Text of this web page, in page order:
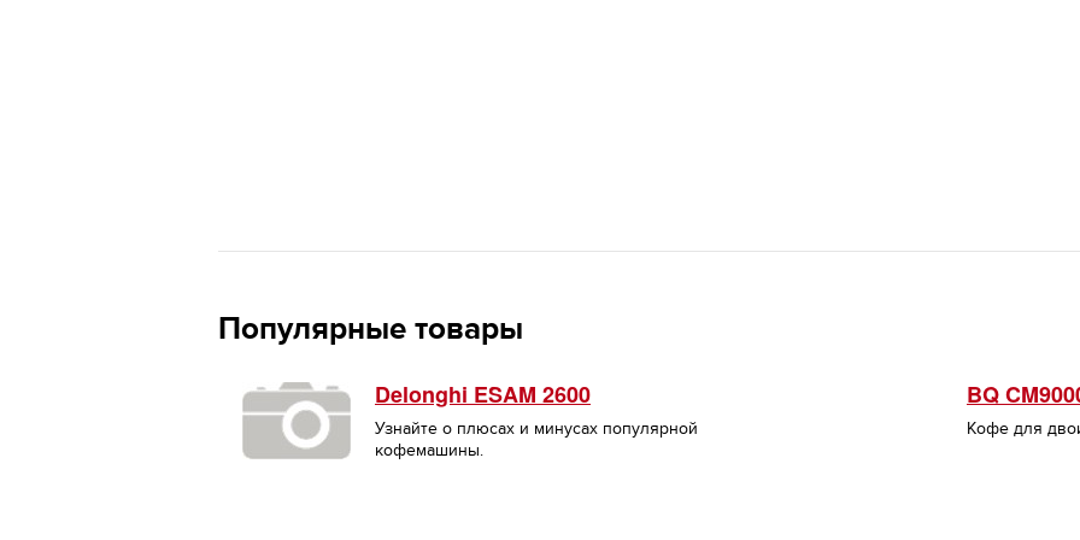
Популярные товары
Delonghi ESAM 2600
Узнайте о плюсах и минусах популярной
кофемашины.
BQ
Кофе для